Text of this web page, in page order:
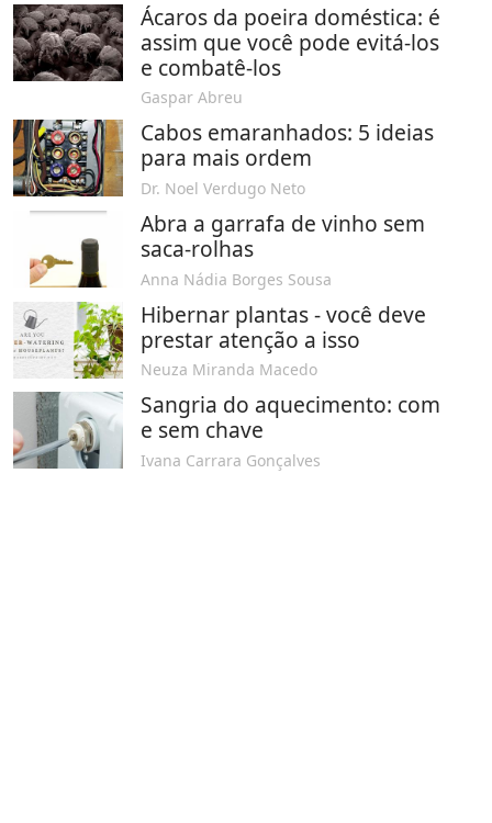
Ácaros da poeira doméstica: é
assim que você pode evitá-los
e combatê-los
Gaspar Abreu
Cabos emaranhados: 5 ideias
para mais ordem
Dr. Noel Verdugo Neto
Abra a garrafa de vinho sem
saca-rolhas
Anna Nádia Borges Sousa
Hibernar plantas - você deve
prestar atenção a isso
Neuza Miranda Macedo
Sangria do aquecimento: com
e sem chave
Ivana Carrara Gonçalves